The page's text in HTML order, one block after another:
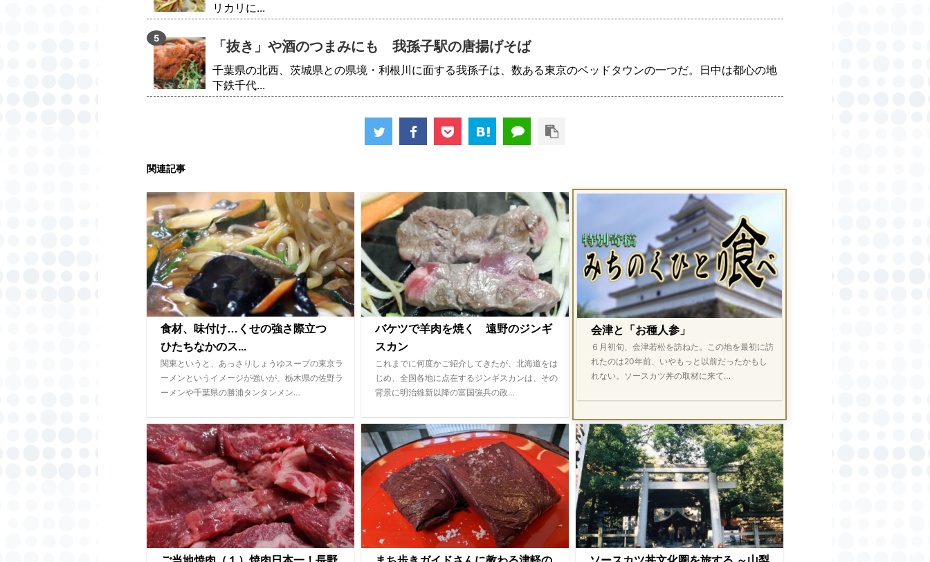
リカリに...
「抜き」や酒のつまみにも 我孫子駅の唐揚げそば
千葉県の北西、茨城県との県境・利根川に面する我孫子は、数ある東京のベッドタウンの一つだ。日中は都心の地
下鉄千代...
関連記事
食材、味付け…くせの強さ際立つ
ひたちなかのス...
関東というと、あっさりしょうゆスープの東京ラ
ーメンというイメージが強いが、栃木県の佐野ラ
ーメンや千葉県の勝浦タンタンメン…
バケツで羊肉を焼く 遠野のジンギ
スカン
これまでに何度かご紹介してきたが、北海道をは
じめ、全国各地に点在するジンギスカンは、その
背景に明治維新以降の富国強兵の政…
会津と「お種人参」
６月初旬、会津若松を訪ねた。この地を最初に訪
れたのは20年前、いやもっと以前だったかもし
れない。ソースカツ丼の取材に来て…